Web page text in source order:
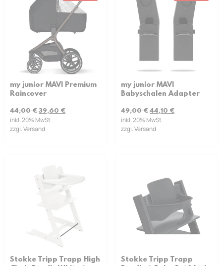
my junior MAVI Premium
Raincover
44,00€ 39,60 €
inkl. 20% MwSt
zzgl. Versand
my junior MAVI
Babyschalen Adapter
49,00€ 44,10 €
inkl. 20% MwSt
zzgl. Versand
Stokke Tripp Trapp High
Stokke Tripp Trapp